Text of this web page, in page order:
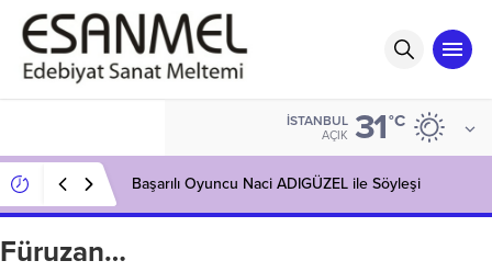
İSTANBUL
AÇIK 31°C
Başarılı Oyuncu Naci ADIGÜZEL ile Söyleşi
Füruzan…